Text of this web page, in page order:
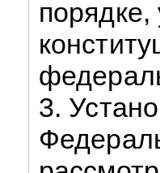
3.